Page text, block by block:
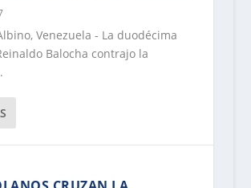
Venezuela - La duodécima
Balocha contrajo la